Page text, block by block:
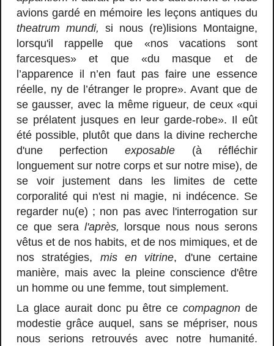
avions gardé en mémoire les leçons antiques du
theatrum mundi, si nous (re)lisions Montaigne,
lorsqu'il rappelle que «nos vacations sont
farcesques» et que «du masque et de
l’apparence il n’en faut pas faire une essence
réelle, ny de l’étranger le propre». Avant que de
se gausser, avec la même rigueur, de ceux «qui
se prélatent jusques en leur garde-robe». Il eût
été possible, plutôt que dans la divine recherche
d'une perfection exposable (à réfléchir
longuement sur notre corps et sur notre mise), de
se voir justement dans les limites de cette
corporalité qui n'est ni magie, ni indécence. Se
regarder nu(e) ; non pas avec l'interrogation sur
ce que sera l'après, lorsque nous nous serons
vêtus et de nos habits, et de nos mimiques, et de
nos stratégies, mis en vitrine, d'une certaine
manière, mais avec la pleine conscience d'être
un homme ou une femme, tout simplement.
La glace aurait donc pu être cecompagnonde
modestie grâce auquel, sans se mépriser, nous
nous serions retrouvés avec notre humanité.